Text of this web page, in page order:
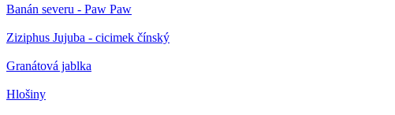
Banán severu - Paw Paw
Ziziphus Jujuba - cicimek čínský
Granátová jablka
Hlošiny